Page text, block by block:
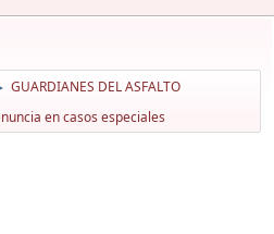
GUARDIANES DEL ASFALTO
en casos especiales